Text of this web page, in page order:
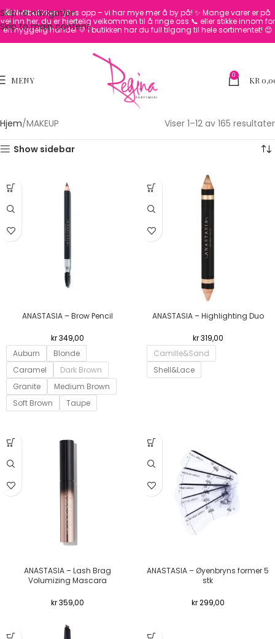
Skip to navigation
Skip to main content
🛍️ Nettbutikken fylles opp – vi har mye mer å by på! ✨ Mange varer er på
vei inn her, du er hjertelig velkommen til å ringe oss 📞 eller stikke innom for
en hyggelig handel 💛I butikken har du full tilgang til hele sortimentet! 😊
MENY 0 KR
Hjem MAKEUP Viser 1–12 av 165 resultater
Show sidebar
ANASTASIA – Brow Pencil
kr349,00
Auburn
Blonde
Caramel
Dark Brown
Granite
Medium Brown
Soft Brown
Taupe
ANASTASIA – Highlighting Duo
kr319,00
Camille&Sand
Shell&Lace
ANASTASIA – Lash Brag
Volumizing Mascara
kr359,00
ANASTASIA – Øyenbryns former 5
stk
kr299,00